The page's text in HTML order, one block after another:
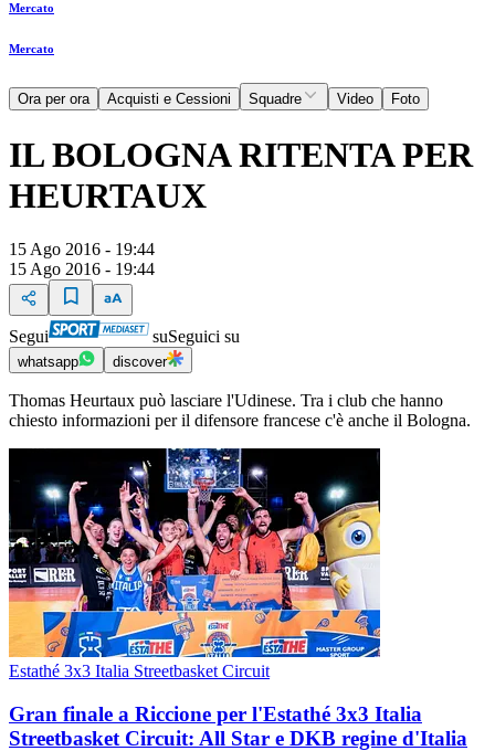
Mercato
Mercato
Ora per ora Acquisti e Cessioni Squadre Video Foto
IL BOLOGNA RITENTA PER
HEURTAUX
15 Ago 2016 - 19:44
15 Ago 2016 - 19:44
Segui suSeguici su
whatsapp discover
Thomas Heurtaux può lasciare l'Udinese. Tra i club che hanno
chiesto informazioni per il difensore francese c'è anche il Bologna.
Estathé 3x3 Italia Streetbasket Circuit
Gran finale a Riccione per l'Estathé 3x3 Italia
Streetbasket Circuit: All Star e DKB regine d'Italia